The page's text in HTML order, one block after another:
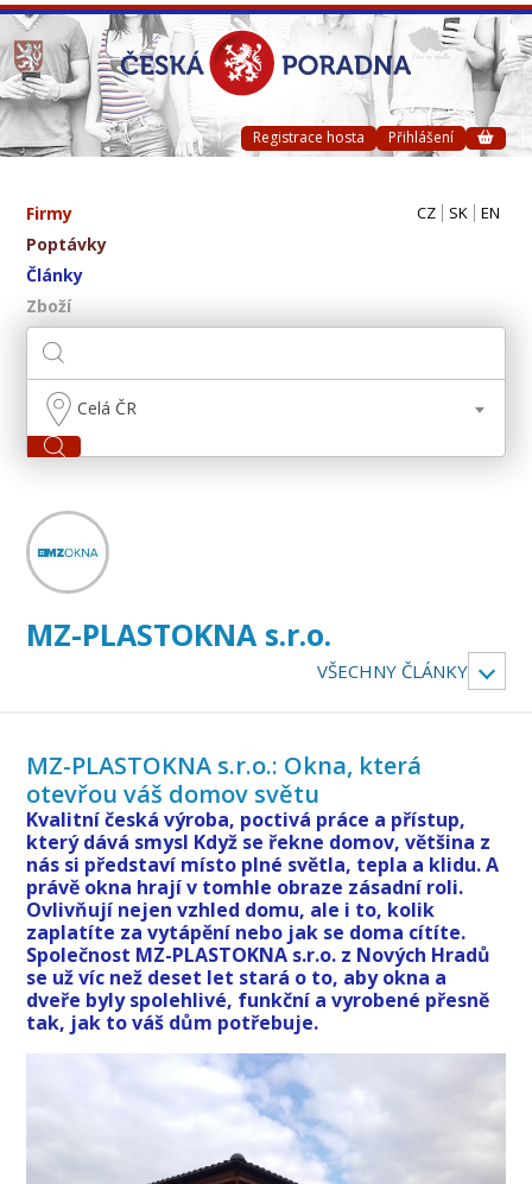
Registrace hosta Přihlášení
Firmy
Poptávky
Články
Zboží
CZ SK EN
Celá ČR
MZ-PLASTOKNA s.r.o.
VŠECHNY ČLÁNKY
MZ-PLASTOKNA s.r.o.: Okna, která
otevřou váš domov světu
Kvalitní česká výroba, poctivá práce a přístup,
který dává smysl Když se řekne domov, většina z
nás si představí místo plné světla, tepla a klidu. A
právě okna hrají v tomhle obraze zásadní roli.
Ovlivňují nejen vzhled domu, ale i to, kolik
zaplatíte za vytápění nebo jak se doma cítíte.
Společnost MZ-PLASTOKNA s.r.o. z Nových Hradů
se už víc než deset let stará o to, aby okna a
dveře byly spolehlivé, funkční a vyrobené přesně
tak, jak to váš dům potřebuje.